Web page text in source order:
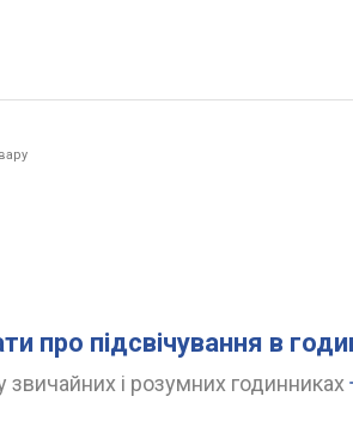
про підсвічування в
звичайних і розумних годинниках